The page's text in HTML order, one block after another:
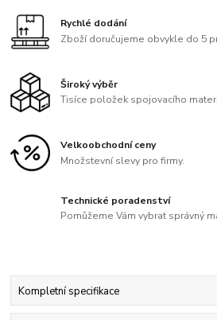
Rychlé dodání
Zboží doručujeme obvykle do 5
Široký výběr
Tisíce položek spojovacího
Velkoobchodní ceny
Množstevní slevy pro firmy.
Technické poradenství
Pomůžeme Vám vybrat správný
Kompletní specifikace